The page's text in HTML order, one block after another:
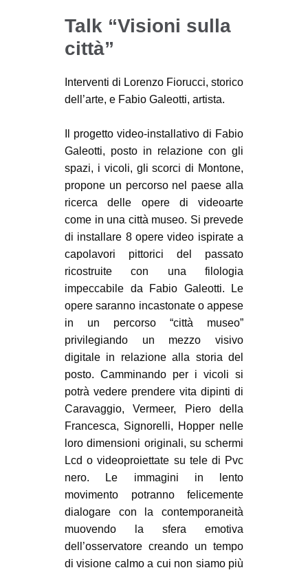
Talk “Visioni sulla
città”
Interventi di Lorenzo Fiorucci, storico
dell’arte, e Fabio Galeotti, artista.
Il progetto video-installativo di Fabio
Galeotti, posto in relazione con gli
spazi, i vicoli, gli scorci di Montone,
propone un percorso nel paese alla
ricerca delle opere di videoarte
come in una città museo. Si prevede
di installare 8 opere video ispirate a
capolavori pittorici del passato
ricostruite con una filologia
impeccabile da Fabio Galeotti. Le
opere saranno incastonate o appese
in un percorso “città museo”
privilegiando un mezzo visivo
digitale in relazione alla storia del
posto. Camminando per i vicoli si
potrà vedere prendere vita dipinti di
Caravaggio, Vermeer, Piero della
Francesca, Signorelli, Hopper nelle
loro dimensioni originali, su schermi
Lcd o videoproiettate su tele di Pvc
nero. Le immagini in lento
movimento potranno felicemente
dialogare con la contemporaneità
muovendo la sfera emotiva
dell’osservatore creando un tempo
di visione calmo a cui non siamo più